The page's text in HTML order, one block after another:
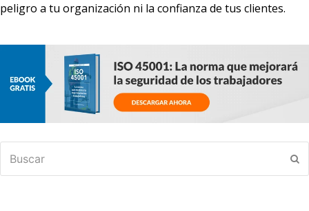
peligro a tu organización ni la confianza de tus clientes.